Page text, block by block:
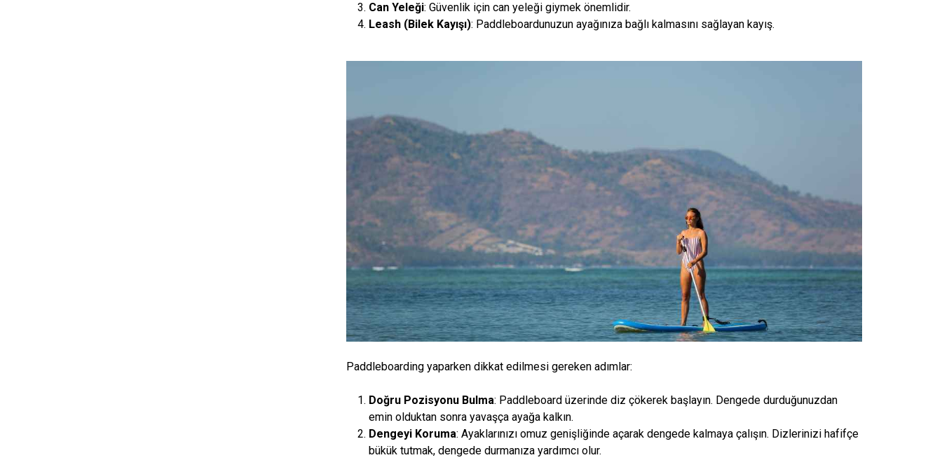
Can Yeleği: Güvenlik için can yeleği giymek önemlidir.
Leash (Bilek Kayışı): Paddleboardunuzun ayağınıza bağlı kalmasını sağlayan kayış.
Paddleboarding yaparken dikkat edilmesi gereken adımlar:
Doğru Pozisyonu Bulma: Paddleboard üzerinde diz çökerek başlayın. Dengede durduğunuzdan
emin olduktan sonra yavaşça ayağa kalkın.
Dengeyi Koruma: Ayaklarınızı omuz genişliğinde açarak dengede kalmaya çalışın. Dizlerinizi hafifçe
bükük tutmak, dengede durmanıza yardımcı olur.